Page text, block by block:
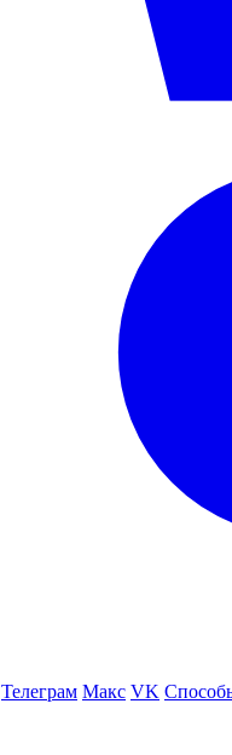
Телеграм Макс VK